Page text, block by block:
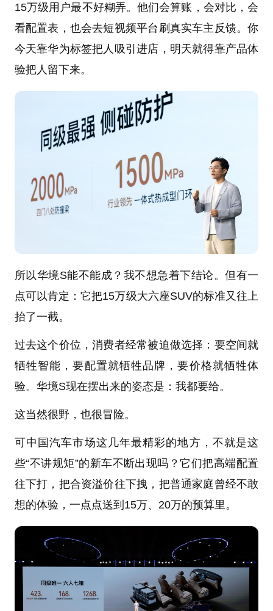
15万级用户最不好糊弄。他们会算账，会对比，会
看配置表，也会去短视频平台刷真实车主反馈。你
今天靠华为标签把人吸引进店，明天就得靠产品体
验把人留下来。
所以华境S能不能成？我不想急着下结论。但有一
点可以肯定：它把15万级大六座SUV的标准又往上
抬了一截。
过去这个价位，消费者经常被迫做选择：要空间就
牺牲智能，要配置就牺牲品牌，要价格就牺牲体
验。华境S现在摆出来的姿态是：我都要给。
这当然很野，也很冒险。
可中国汽车市场这几年最精彩的地方，不就是这
些“不讲规矩”的新车不断出现吗？它们把高端配置
往下打，把合资溢价往下拽，把普通家庭曾经不敢
想的体验，一点点送到15万、20万的预算里。